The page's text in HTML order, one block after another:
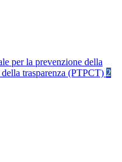
per la prevenzione della
trasparenza (PTPCT) 2